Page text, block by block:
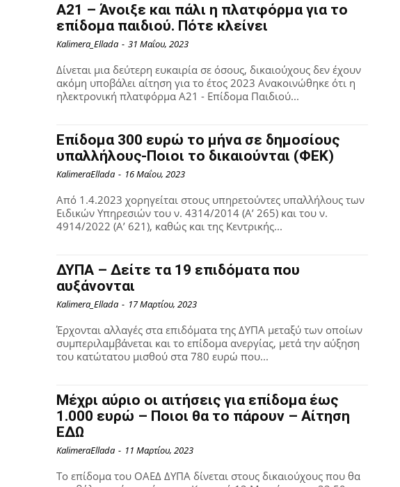
A21 – Άνοιξε και πάλι η πλατφόρμα για το
επίδομα παιδιού. Πότε κλείνει
Kalimera_Ellada - 31 Μαΐου, 2023
Δίνεται μια δεύτερη ευκαιρία σε όσους, δικαιούχους δεν έχουν
ακόμη υποβάλει αίτηση για το έτος 2023 Ανακοινώθηκε ότι η
ηλεκτρονική πλατφόρμα Α21 - Επίδομα Παιδιού...
Επίδομα 300 ευρώ το μήνα σε δημοσίους
υπαλλήλους-Ποιοι το δικαιούνται (ΦΕΚ)
KalimeraEllada - 16 Μαΐου, 2023
Από 1.4.2023 χορηγείται στους υπηρετούντες υπαλλήλους των
Ειδικών Υπηρεσιών του ν. 4314/2014 (Α’ 265) και του ν.
4914/2022 (Α’ 621), καθώς και της Κεντρικής...
ΔΥΠΑ – Δείτε τα 19 επιδόματα που
αυξάνονται
Kalimera_Ellada - 17 Μαρτίου, 2023
Έρχονται αλλαγές στα επιδόματα της ΔΥΠΑ μεταξύ των οποίων
συμπεριλαμβάνεται και το επίδομα ανεργίας, μετά την αύξηση
του κατώτατου μισθού στα 780 ευρώ που...
Μέχρι αύριο οι αιτήσεις για επίδομα έως
1.000 ευρώ – Ποιοι θα το πάρουν – Αίτηση
ΕΔΩ
KalimeraEllada - 11 Μαρτίου, 2023
Το επίδομα του ΟΑΕΔ ΔΥΠΑ δίνεται στους δικαιούχους που θα